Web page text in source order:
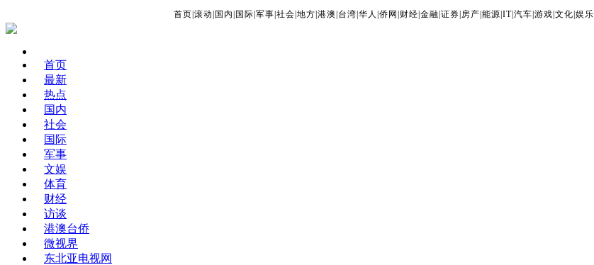
首页 滚动 国内 国际 军事 社会 地方 港澳 台湾 华人 侨网 财经 金融 证券 房产 能源 IT| 汽车 游戏 文化 娱乐
首页
最新
热点
国内
社会
国际
军事
文娱
体育
财经
访谈
港澳台侨
微视界
东北亚电视网